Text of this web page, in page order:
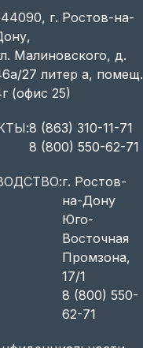
г. Ростов-на-
Малиновского, д.
27 литер а, помещ.
(офис 25)
8 (863) 310-11-71
8 (800) 550-62-71
г. Ростов-
на-Дону
Юго-
Восточная
Промзона,
17/1
8 (800) 550-
62-71